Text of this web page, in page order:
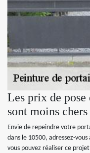
Les prix de
sont moins
Envie de repeindre votre
dans le 10500, adressez-
vous pouvez réaliser ce